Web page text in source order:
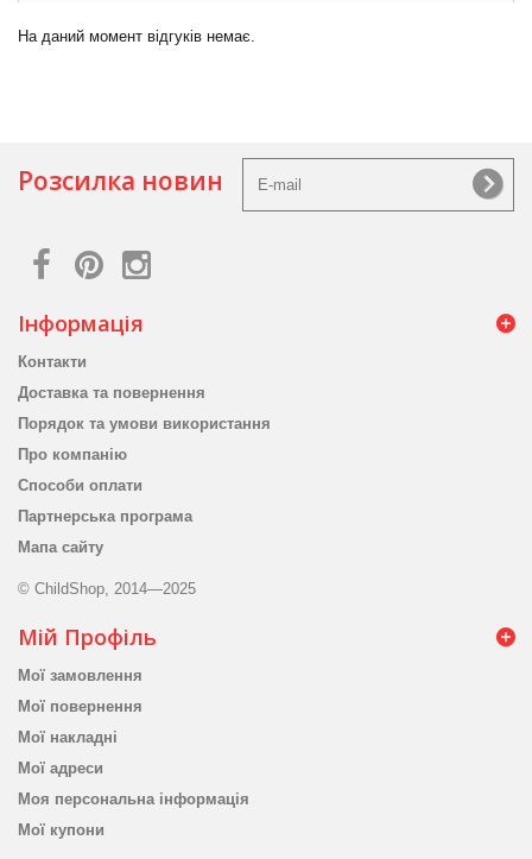
На даний момент відгуків немає.
Розсилка новин
Інформація
Контакти
Доставка та повернення
Порядок та умови використання
Про компанію
Способи оплати
Партнерська програма
Мапа сайту
© ChildShop, 2014—2025
Мій Профіль
Мої замовлення
Мої повернення
Мої накладні
Мої адреси
Моя персональна інформація
Мої купони